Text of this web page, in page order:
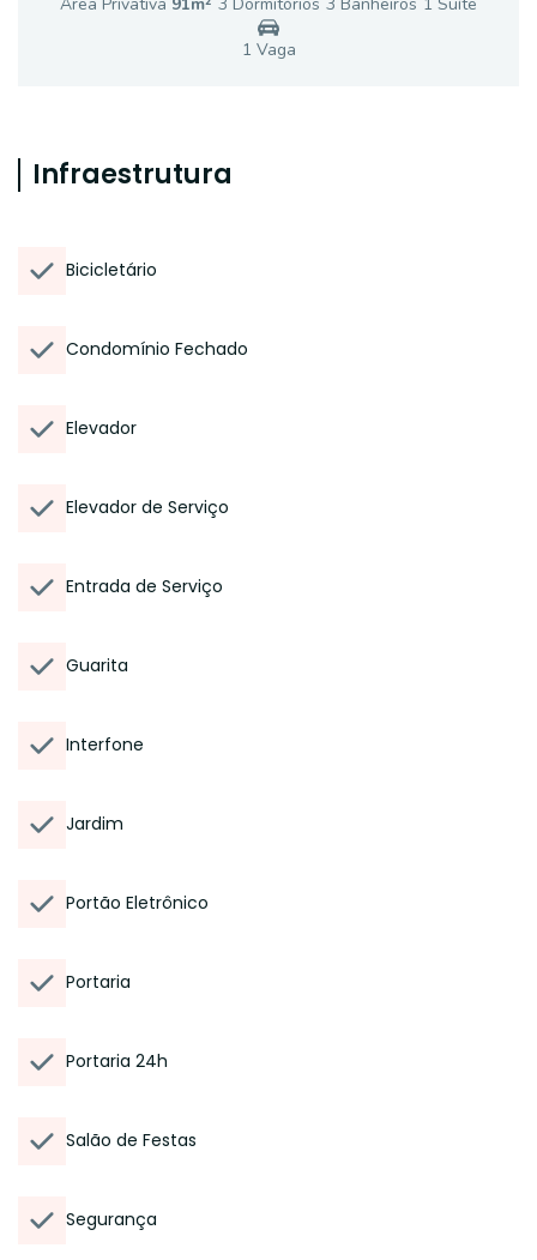
1 Vaga
Infraestrutura
Bicicletário
Condomínio Fechado
Elevador
Elevador de Serviço
Entrada de Serviço
Guarita
Interfone
Jardim
Portão Eletrônico
Portaria
Portaria 24h
Salão de Festas
Segurança